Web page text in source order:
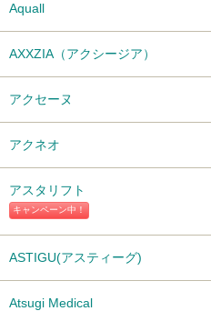
Aquall
AXXZIA（アクシージア）
アクセーヌ
アクネオ
キャンペーン中！
アスタリフト
ASTIGU(アスティーグ)
Atsugi Medical